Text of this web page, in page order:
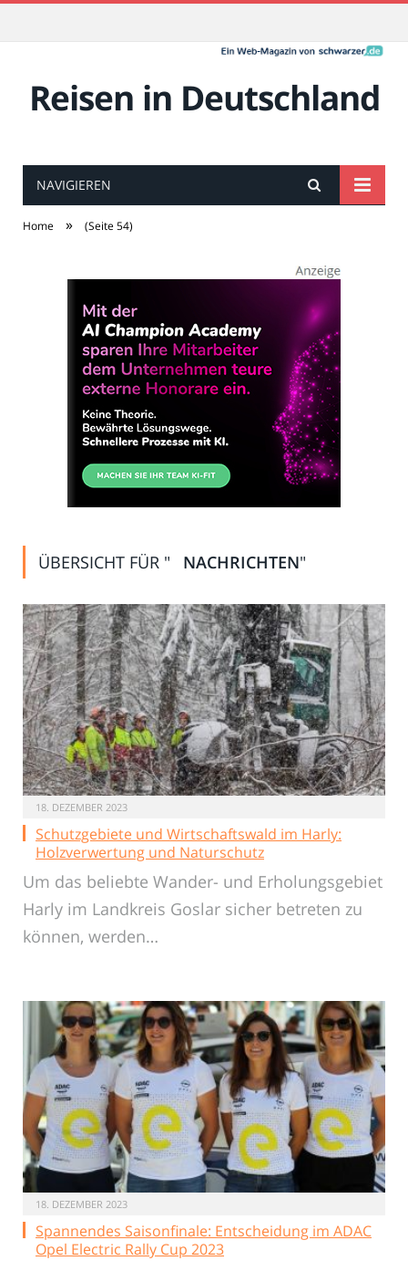
Reisen in Deutschland
NAVIGIEREN
Home » (Seite 54)
ÜBERSICHT FÜR " NACHRICHTEN"
18. DEZEMBER 2023
Schutzgebiete und Wirtschaftswald im Harly:
Holzverwertung und Naturschutz
Um das beliebte Wander- und Erholungsgebiet
Harly im Landkreis Goslar sicher betreten zu
können, werden…
18. DEZEMBER 2023
Spannendes Saisonfinale: Entscheidung im ADAC
Opel Electric Rally Cup 2023